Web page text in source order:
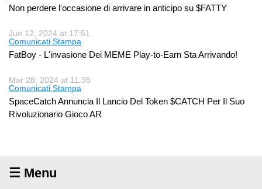
Non perdere l'occasione di arrivare in anticipo su $FATTY
Jun 12, 2024 at 17:51
Comunicati Stampa
FatBoy - L'invasione Dei MEME Play-to-Earn Sta Arrivando!
Mar 28, 2024 at 11:35
Comunicati Stampa
SpaceCatch Annuncia Il Lancio Del Token $CATCH Per Il Suo
Rivoluzionario Gioco AR
☰ Menu